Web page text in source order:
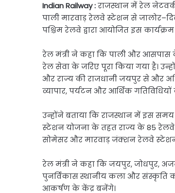
Indian Railway :राजस्थान में रेल
पाली मारवाड़ रेलवे स्टेशन से
पश्चिम रेलवे द्वारा आयोजित इस
रेल मंत्री ने कहा कि पाली और आसपास
रेल सेवा के जरिए पूरा किया गया है।
और राज्य की राजधानी जयपुर से और
व्यापार, पर्यटन और आर्थिक गतिविधियों
उन्होंने बताया कि राजस्थान में इस
स्टेशन योजना के तहत राज्य के 85 रेलवे
सोमेसर और मारवाड़ जंक्शन रेलवे
रेल मंत्री ने कहा कि जयपुर, जोधपुर,
पुनर्विकास स्थानीय कला और संस्कृति
आकर्षण के केंद्र बनेंगे।